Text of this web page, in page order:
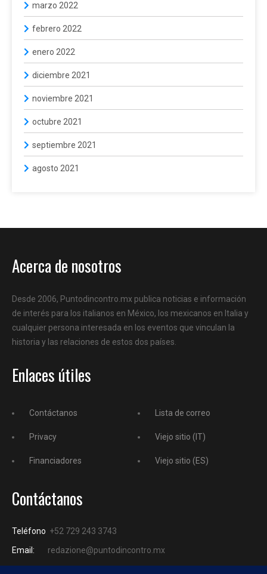
marzo 2022
febrero 2022
enero 2022
diciembre 2021
noviembre 2021
octubre 2021
septiembre 2021
agosto 2021
Acerca de nosotros
Desde 2006, Puntodincontro.mx publica noticias e información
de interés para los italianos en México, los mexicanos en Italia y
cualquier persona interesada en los eventos que vinculan la
historia y las relaciones de estos dos países.
Enlaces útiles
Contáctanos
Privacy
Financiadores
Lista de correo
Viejo sitio (IT)
Viejo sitio (ES)
Contáctanos
Teléfono +52 729 243 3743
Email:
redazione@puntodincontro.mx